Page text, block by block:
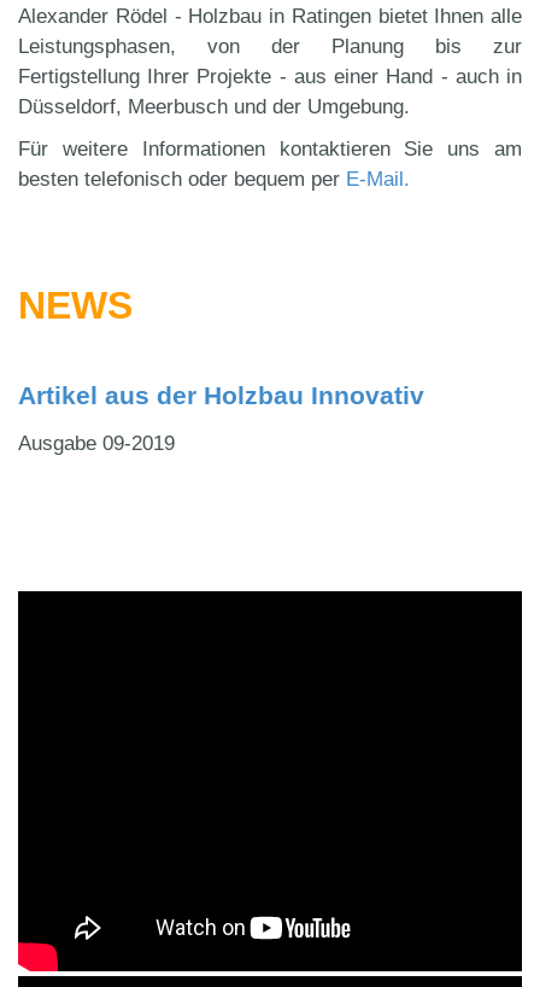
Alexander Rödel - Holzbau in Ratingen bietet Ihnen alle
Leistungsphasen, von der Planung bis zur
Fertigstellung Ihrer Projekte - aus einer Hand - auch in
Düsseldorf, Meerbusch und der Umgebung.
Für weitere Informationen kontaktieren Sie uns am
besten telefonisch oder bequem per E-Mail.
NEWS
Artikel aus der Holzbau Innovativ
Ausgabe 09-2019